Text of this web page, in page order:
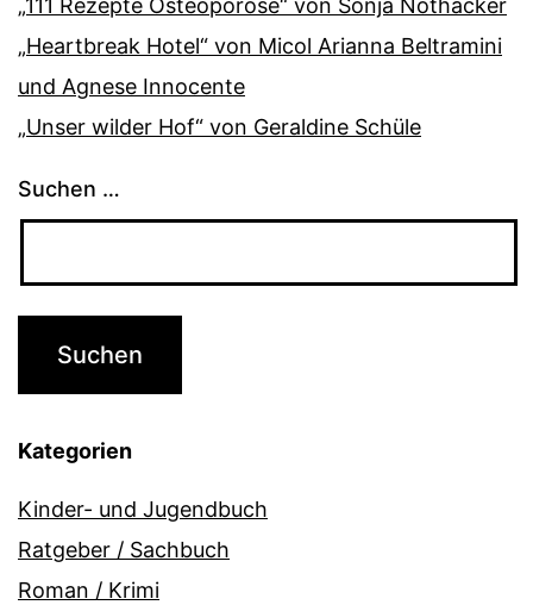
„111 Rezepte Osteoporose“ von Sonja Nothacker
„Heartbreak Hotel“ von Micol Arianna Beltramini
und Agnese Innocente
„Unser wilder Hof“ von Geraldine Schüle
Suchen …
Kategorien
Kinder- und Jugendbuch
Ratgeber / Sachbuch
Roman / Krimi